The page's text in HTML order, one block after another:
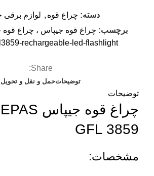
دسته: چراغ قوه , لوازم برقی
برچسب:
rechargeable-led-flashlight
Share:
توضیحاتحمل و نقل و تحویل
توضیحات
GFL 3859
مشخصات: